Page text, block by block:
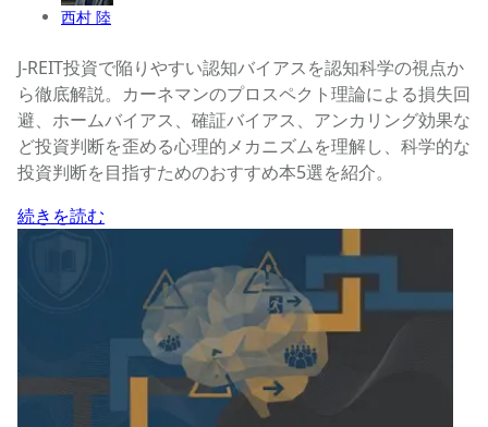
西村 陸
J-REIT投資で陥りやすい認知バイアスを認知科学の視点か
ら徹底解説。カーネマンのプロスペクト理論による損失回
避、ホームバイアス、確証バイアス、アンカリング効果な
ど投資判断を歪める心理的メカニズムを理解し、科学的な
投資判断を目指すためのおすすめ本5選を紹介。
続きを読む